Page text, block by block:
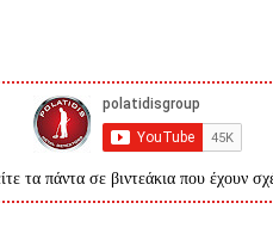
τα πάντα σε βιντεάκια που έχουν